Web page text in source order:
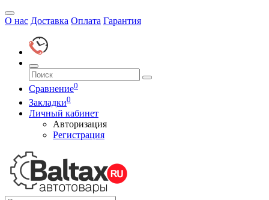
О нас Доставка Оплата Гарантия
Сравнение0
Закладки0
Личный кабинет
Авторизация
Регистрация